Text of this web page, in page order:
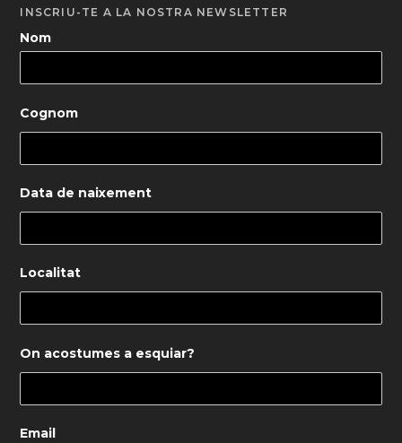
INSCRIU-TE A LA NOSTRA NEWSLETTER
Nom
Cognom
Data de naixement
Localitat
On acostumes a esquiar?
Email